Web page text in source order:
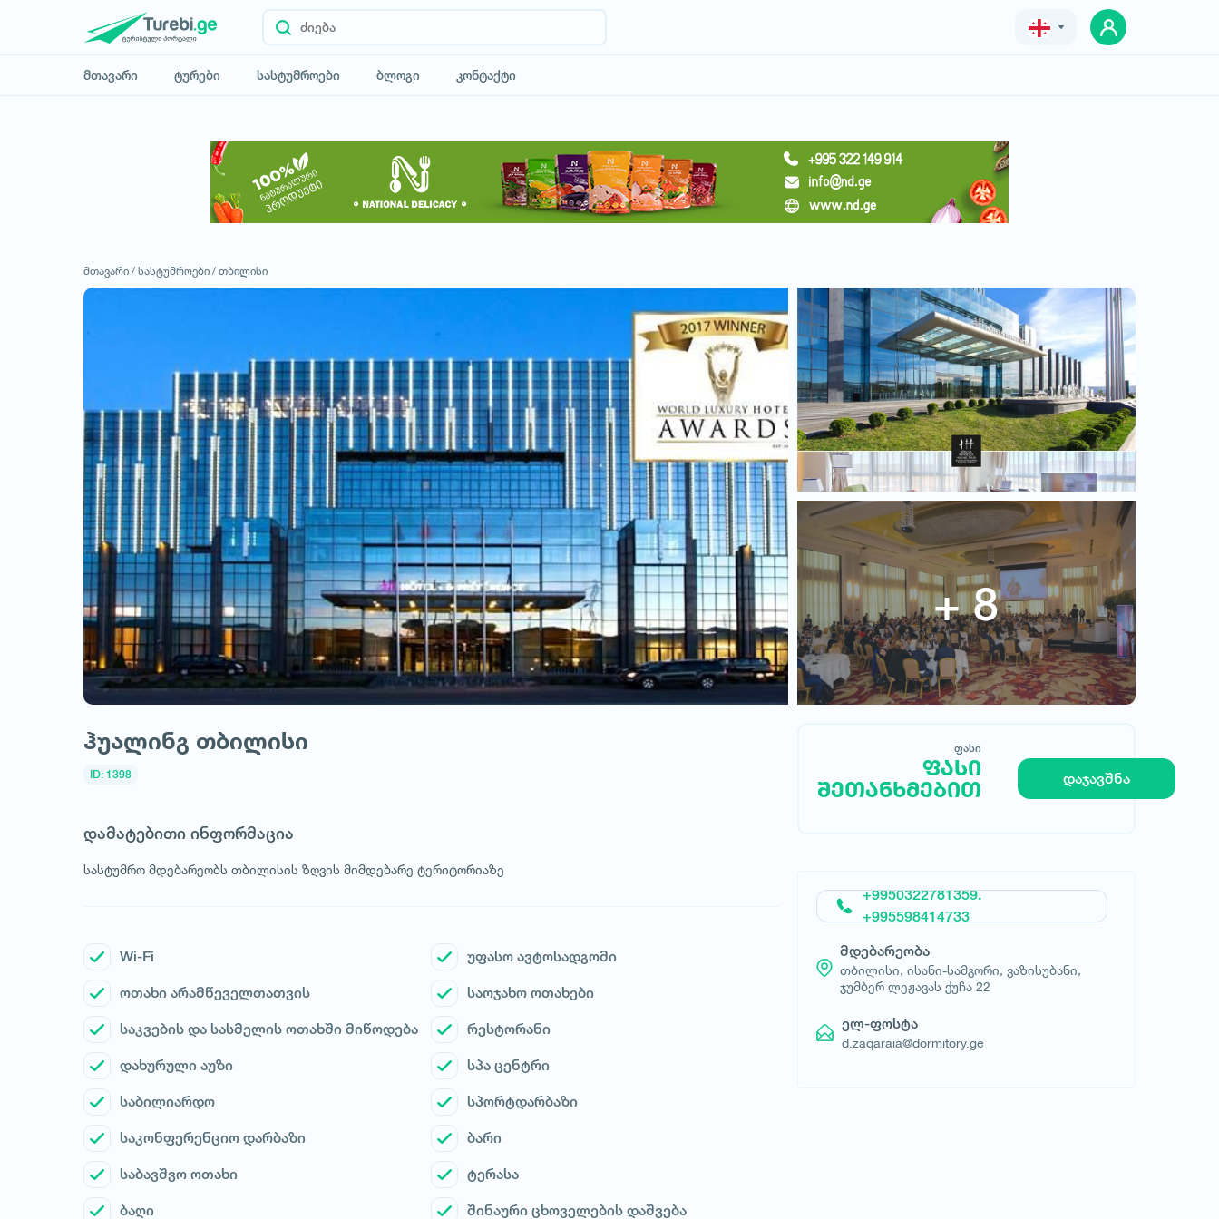
მთავარი ტურები სასტუმროები ბლოგი კონტაქტი
მოითხოვე სასტუმრო
ჰუალინგ თბილისი
ფასი
ფასი შეთანხმებით
მთავარი / სასტუმროები / თბილისი
ჰუალინგ თბილისი
ID: 1398
დამატებითი ინფორმაცია
სასტუმრო მდებარეობს თბილისის ზღვის მიმდებარე ტერიტორიაზე
Wi-Fi უფასო ავტოსადგომი
ოთახი არამწეველთათვის საოჯახო ოთახები
საკვების და სასმელის ოთახში მიწოდება რესტორანი
დახურული აუზი სპა ცენტრი
საბილიარდო სპორტდარბაზი
საკონფერენციო დარბაზი ბარი
საბავშვო ოთახი ტერასა
ბაღი შინაური ცხოველების დაშვება
ფასი
ფასი
შეთანხმებით
დაჯავშნა
+9950322781359.
+995598414733
მდებარეობა
თბილისი, ისანი-სამგორი, ვაზისუბანი,
ჯუმბერ ლეჟავას ქუჩა 22
ელ-ფოსტა
d.zaqaraia@dormitory.ge